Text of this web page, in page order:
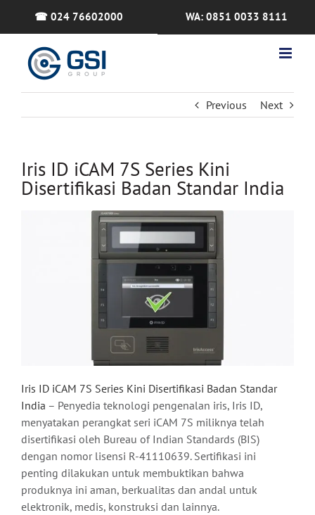
☎ 024 76602000 WA: 0851 0033 8111
Previous Next
Iris ID iCAM 7S Series Kini
Disertifikasi Badan Standar India
Iris ID iCAM 7S Series Kini Disertifikasi Badan Standar
India – Penyedia teknologi pengenalan iris, Iris ID,
menyatakan perangkat seri iCAM 7S miliknya telah
disertifikasi oleh Bureau of Indian Standards (BIS)
dengan nomor lisensi R-41110639. Sertifikasi ini
penting dilakukan untuk membuktikan bahwa
produknya ini aman, berkualitas dan andal untuk
elektronik, medis, konstruksi dan lainnya.